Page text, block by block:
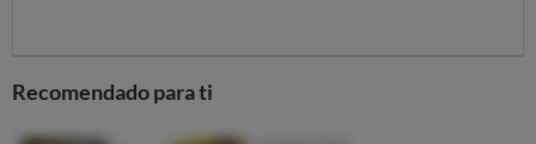
del 2% respecto a abril.
Prendas de vestir, que ya antes de las consabidas
Recomendado para ti